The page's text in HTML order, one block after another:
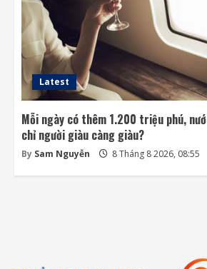
Latest
Mỗi ngày có thêm 1.200 triệu phú,
chỉ người giàu càng giàu?
By Sam Nguyễn 8 Tháng 8 2026, 08:55